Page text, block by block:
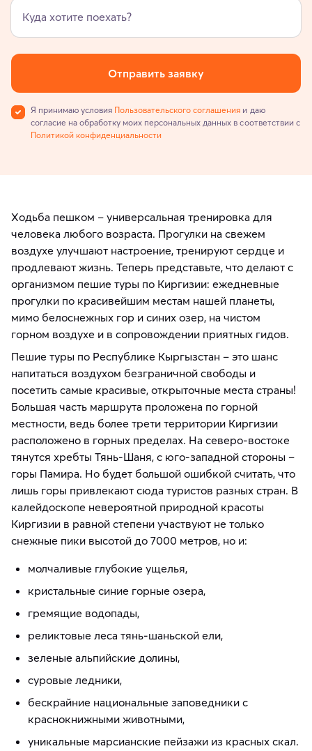
Куда хотите поехать?
Отправить заявку
Я принимаю условия Пользовательского соглашения и даю
согласие на обработку моих персональных данных в соответствии с
Политикой конфиденциальности
Ходьба пешком – универсальная тренировка для
человека любого возраста. Прогулки на свежем
воздухе улучшают настроение, тренируют сердце и
продлевают жизнь. Теперь представьте, что делают с
организмом пешие туры по Киргизии: ежедневные
прогулки по красивейшим местам нашей планеты,
мимо белоснежных гор и синих озер, на чистом
горном воздухе и в сопровождении приятных гидов.
Пешие туры по Республике Кыргызстан – это шанс
напитаться воздухом безграничной свободы и
посетить самые красивые, открыточные места страны!
Большая часть маршрута проложена по горной
местности, ведь более трети территории Киргизии
расположено в горных пределах. На северо-востоке
тянутся хребты Тянь-Шаня, с юго-западной стороны –
горы Памира. Но будет большой ошибкой считать, что
лишь горы привлекают сюда туристов разных стран. В
калейдоскопе невероятной природной красоты
Киргизии в равной степени участвуют не только
снежные пики высотой до 7000 метров, но и:
молчаливые глубокие ущелья,
кристальные синие горные озера,
гремящие водопады,
реликтовые леса тянь-шаньской ели,
зеленые альпийские долины,
суровые ледники,
бескрайние национальные заповедники с
краснокнижными животными,
уникальные марсианские пейзажи из красных скал.